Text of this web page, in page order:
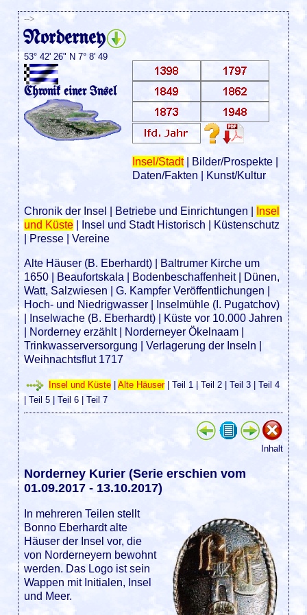
-->
Norderney
53° 42' 26" N 7° 8' 49
Chronik einer Insel
Insel/Stadt| Bilder/Prospekte|
Daten/Fakten
Kunst/Kultur
Chronik der Insel Betriebe und Einrichtungen
Insel
und Küste
Insel und Stadt Historisch
Küstenschutz
Presse |Vereine
Alte Häuser (B. Eberhardt)
Baltrumer Kirche um
1650
Beaufortskala Bodenbeschaffenheit|
Dünen,
Watt, Salzwiesen |G. Kampfer Veröffentlichungen
Hoch- und Niedrigwasser
Inselmühle (I. Pugatchov)
Inselwache (B. Eberhardt)
Küste vor 10.000 Jahren
Norderney erzählt| Norderneyer Ökelnaam
Trinkwasserversorgung |Verlagerung der Inseln
Weihnachtsflut 1717
Insel und Küste |Alte Häuser|Teil 1 |Teil 2 |Teil 3 |Teil 4
|Teil 5 |Teil 6 |Teil 7
Inhalt
Norderney Kurier (Serie erschien vom
01.09.2017 - 13.10.2017)
In mehreren Teilen stellt
Bonno Eberhardt alte
Häuser der Insel vor, die
von Norderneyern bewohnt
werden. Das Logo ist sein
Wappen mit Initialen, Insel
und Meer.